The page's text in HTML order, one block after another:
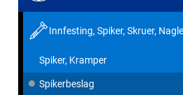
Innfesting, Spiker, Skruer,
Spiker, Kramper
Spikerbeslag